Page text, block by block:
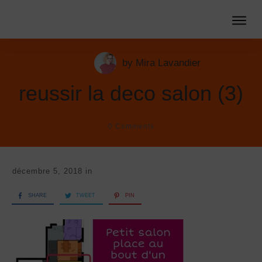
by Mira Lavandier
reussir la deco salon (3)
0 Comments
décembre 5, 2018 in
SHARE TWEET PIN